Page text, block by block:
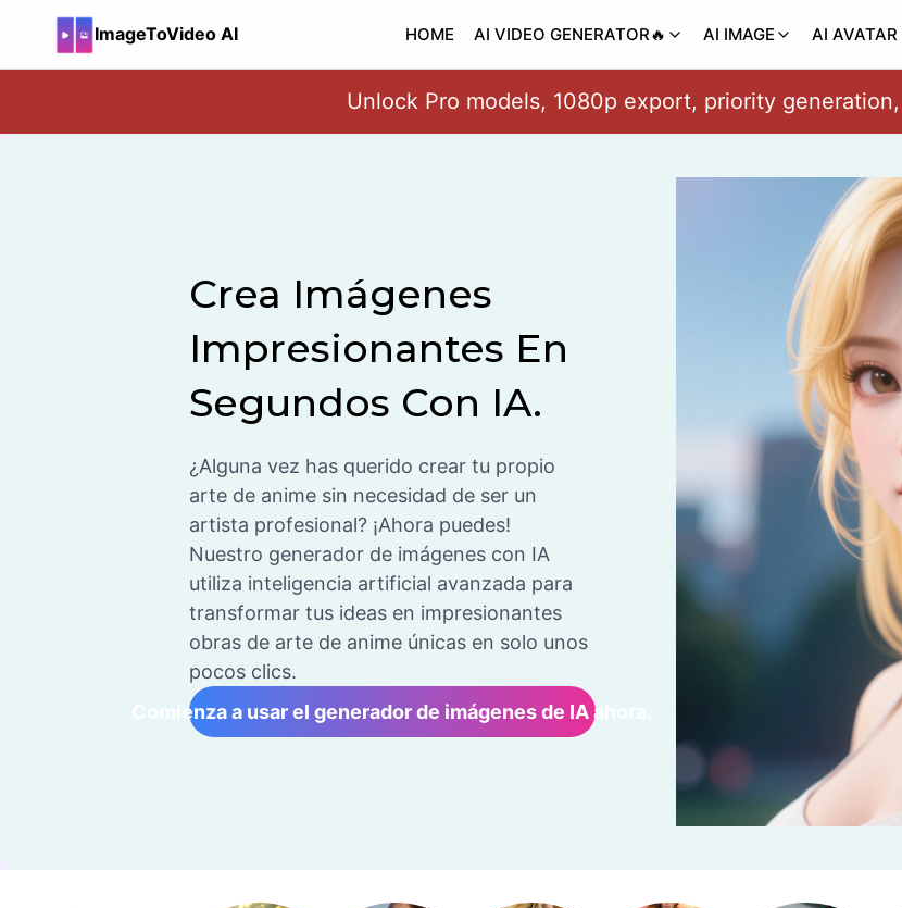
ImageToVideo AI HOME AI VIDEO GENERATOR🔥 AI IMAGE AI AVATAR
Pro 2.6 — Next-gen cinematic AI video with real motion
Crea Imágenes
Impresionantes En
Segundos Con IA.
¿Alguna vez has querido crear tu propio
arte de anime sin necesidad de ser un
artista profesional? ¡Ahora puedes!
Nuestro generador de imágenes con IA
utiliza inteligencia artificial avanzada para
transformar tus ideas en impresionantes
obras de arte de anime únicas en solo unos
pocos clics.
Comienza a usar el generador de imágenes de IA ahora.